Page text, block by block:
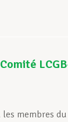
membres